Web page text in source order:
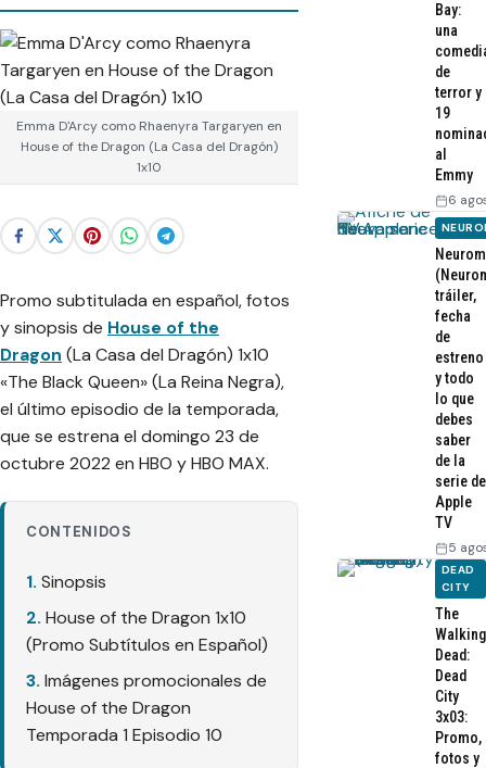
Emma D'Arcy como Rhaenyra Targaryen en
House of the Dragon (La Casa del Dragón)
1x10
Promo subtitulada en español, fotos
y sinopsis de House of the
Dragon (La Casa del Dragón) 1x10
«The Black Queen» (La Reina Negra),
el último episodio de la temporada,
que se estrena el domingo 23 de
octubre 2022 en HBO y HBO MAX.
CONTENIDOS
Sinopsis
House of the Dragon 1x10
(Promo Subtítulos en Español)
Imágenes promocionales de
House of the Dragon
Temporada 1 Episodio 10
Bay:
una
de
terror y
19
al
Emmy
6
tráiler,
fecha
de
estreno
y todo
lo que
debes
saber
de la
serie de
Apple
TV
5
DEAD
CITY
The
Walking
Dead:
Dead
City
3x03:
Promo,
fotos y